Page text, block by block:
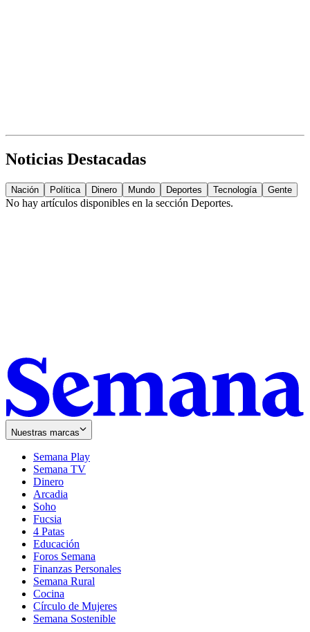
Noticias Destacadas
Nación Política Dinero Mundo Deportes Tecnología Gente
No hay artículos disponibles en la sección Deportes.
Nuestras marcas
Semana Play
Semana TV
Dinero
Arcadia
Soho
in
new
window
Fucsia
in
new
window
4 Patas
Educación
Foros Semana
Finanzas Personales
Semana Rural
Cocina
Círculo de Mujeres
Semana Sostenible